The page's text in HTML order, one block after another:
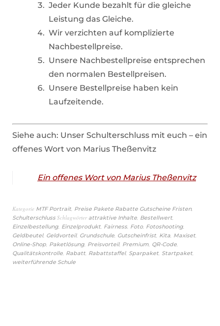
Jeder Kunde bezahlt für die gleiche
Leistung das Gleiche.
Wir verzichten auf komplizierte
Nachbestellpreise.
Unsere Nachbestellpreise entsprechen
den normalen Bestellpreisen.
Unsere Bestellpreise haben kein
Laufzeitende.
Siehe auch: Unser Schulterschluss mit euch – ein
offenes Wort von Marius Theßenvitz
Ein offenes Wort von Marius Theßenvitz
Kategorie MTF Portrait, Preise Pakete Rabatte Gutscheine Fristen,
Schulterschluss Schlagwörter attraktive Inhalte, Bestellwert,
Einzelbestellung, Einzelprodukt, Fairness, Foto, Fotoshooting,
Geldbeutel, Geldvorteil, Grundschule, Gutscheinfrist, Kita, Maxiset,
Online-Shop, Paketlösung, Preisvorteil, Premium, QR-Code,
Qualitätskontrolle, Rabatt, Rabattstaffel, Sparpaket, Startpaket,
weiterführende Schule